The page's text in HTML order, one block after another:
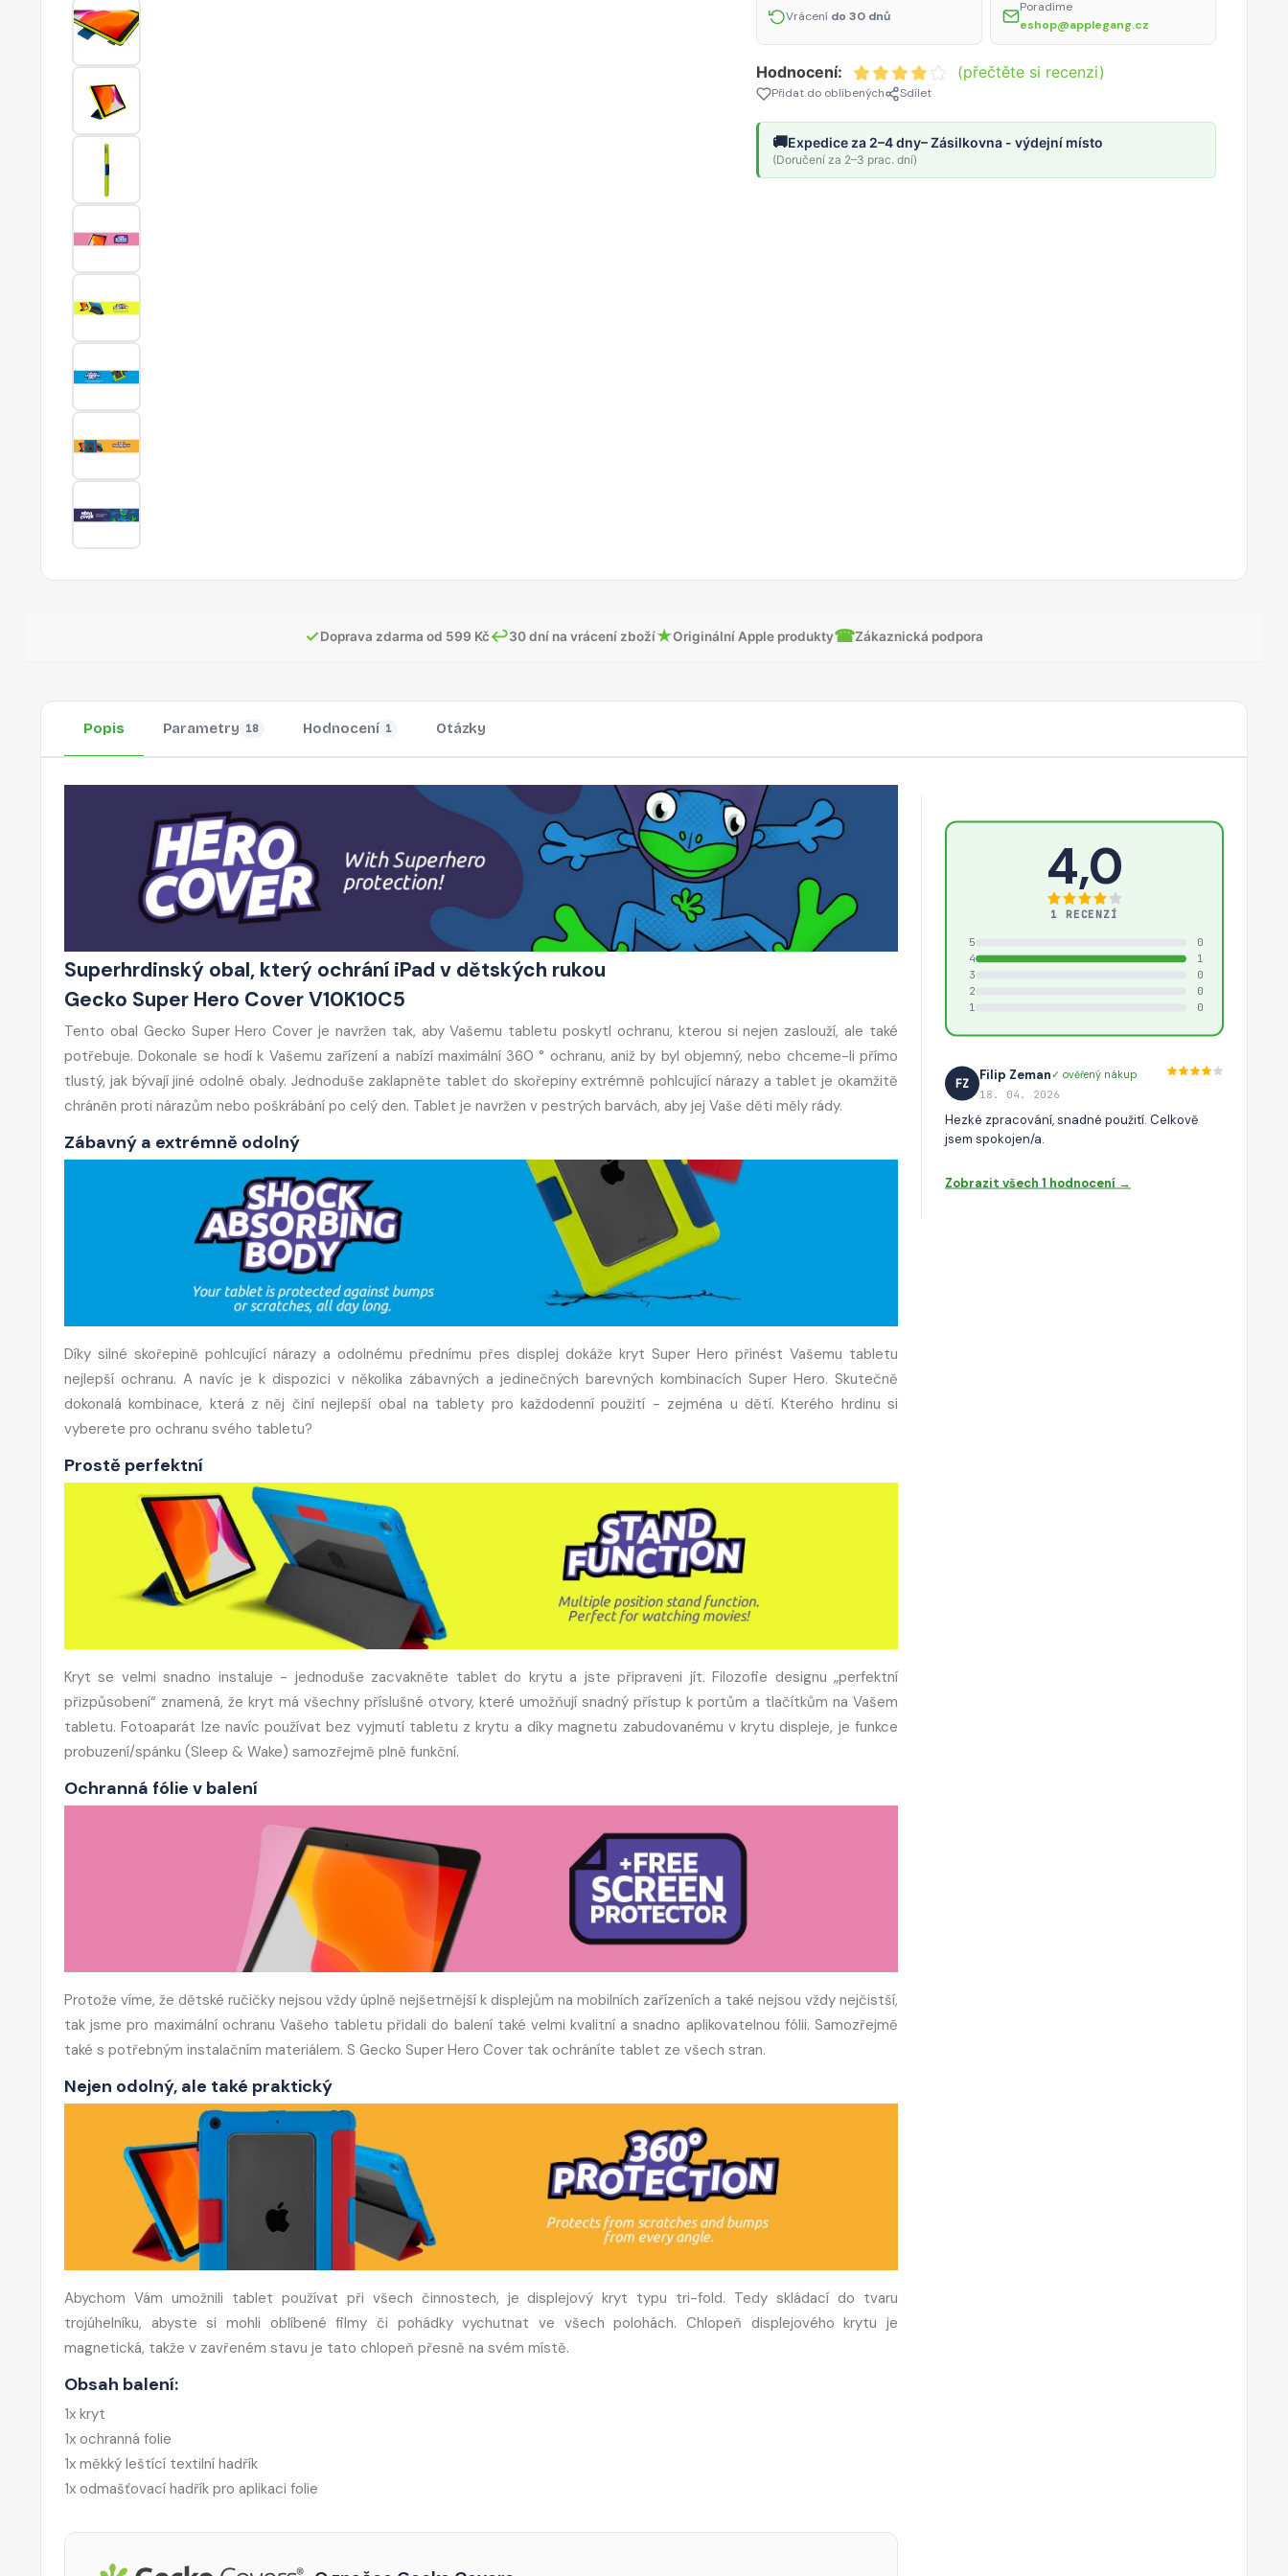
Vrácení do 30 dnů
Poradíme
eshop@applegang.cz
Hodnocení: (přečtěte si recenzi)
Přidat do oblíbených Sdílet
🚚Expedice za 2–4 dny– Zásilkovna - výdejní místo
(Doručení za 2–3 prac. dní)
✓Doprava zdarma od 599 Kč↩30 dní na vrácení zboží★Originální Apple produkty☎Zákaznická podpora
Popis Parametry 18 Hodnocení 1 Otázky
Superhrdinský obal, který ochrání iPad v dětských rukou
Gecko Super Hero Cover V10K10C5
Tento obal Gecko Super Hero Cover je navržen tak, aby Vašemu tabletu poskytl ochranu, kterou si nejen zaslouží, ale také
potřebuje. Dokonale se hodí k Vašemu zařízení a nabízí maximální 360 ° ochranu, aniž by byl objemný, nebo chceme-li přímo
tlustý, jak bývají jiné odolné obaly. Jednoduše zaklapněte tablet do skořepiny extrémně pohlcující nárazy a tablet je okamžitě
chráněn proti nárazům nebo poškrábání po celý den. Tablet je navržen v pestrých barvách, aby jej Vaše děti měly rády.
Zábavný a extrémně odolný
Díky silné skořepině pohlcující nárazy a odolnému přednímu přes displej dokáže kryt Super Hero přinést Vašemu tabletu
nejlepší ochranu. A navíc je k dispozici v několika zábavných a jedinečných barevných kombinacích Super Hero. Skutečně
dokonalá kombinace, která z něj činí nejlepší obal na tablety pro každodenní použití - zejména u dětí. Kterého hrdinu si
vyberete pro ochranu svého tabletu?
Prostě perfektní
Kryt se velmi snadno instaluje - jednoduše zacvakněte tablet do krytu a jste připraveni jít. Filozofie designu „perfektní
přizpůsobení“ znamená, že kryt má všechny příslušné otvory, které umožňují snadný přístup k portům a tlačítkům na Vašem
tabletu. Fotoaparát lze navíc používat bez vyjmutí tabletu z krytu a díky magnetu zabudovanému v krytu displeje, je funkce
probuzení/spánku (Sleep & Wake) samozřejmě plně funkční.
Ochranná fólie v balení
Protože víme, že dětské ručičky nejsou vždy úplně nejšetrnější k displejům na mobilních zařízeních a také nejsou vždy nejčistší,
tak jsme pro maximální ochranu Vašeho tabletu přidali do balení také velmi kvalitní a snadno aplikovatelnou fólii. Samozřejmě
také s potřebným instalačním materiálem. S Gecko Super Hero Cover tak ochráníte tablet ze všech stran.
Nejen odolný, ale také praktický
Abychom Vám umožnili tablet používat při všech činnostech, je displejový kryt typu tri-fold. Tedy skládací do tvaru
trojúhelníku, abyste si mohli oblíbené filmy či pohádky vychutnat ve všech polohách. Chlopeň displejového krytu je
magnetická, takže v zavřeném stavu je tato chlopeň přesně na svém místě.
Obsah balení:
1x kryt
1x ochranná folie
1x měkký leštící textilní hadřík
1x odmašťovací hadřík pro aplikaci folie
4,0
1 RECENZÍ
5
0
4
1
3
0
2
0
1
0
FZ
Filip Zeman✓ ověřený nákup
18. 04. 2026
Hezké zpracování, snadné použití. Celkově
jsem spokojen/a.
Zobrazit všech 1 hodnocení →